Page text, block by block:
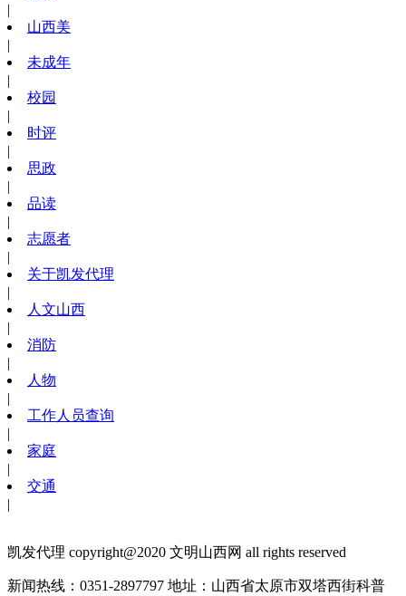
|
山西美
|
未成年
|
校园
|
时评
|
思政
|
品读
|
志愿者
|
关于凯发代理
|
人文山西
|
消防
|
人物
|
工作人员查询
|
家庭
|
交通
|
凯发代理 copyright@2020 文明山西网 all rights reserved
新闻热线：0351-2897797 地址：山西省太原市双塔西街科普